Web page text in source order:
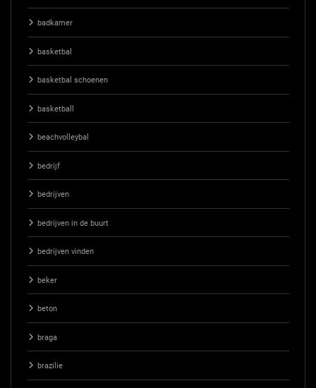
badkamer
basketbal
basketbal schoenen
basketball
beachvolleybal
bedrijf
bedrijven
bedrijven in de buurt
bedrijven vinden
beker
beton
braga
brazilie